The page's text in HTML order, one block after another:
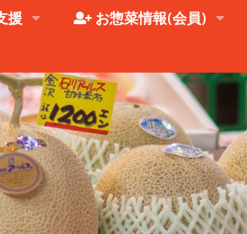
援 お惣菜情報(会員)